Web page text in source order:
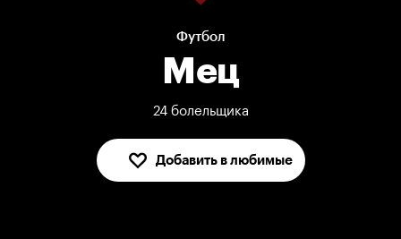
Футбол
Мец
24 болельщика
Добавить в любимые
В любимых